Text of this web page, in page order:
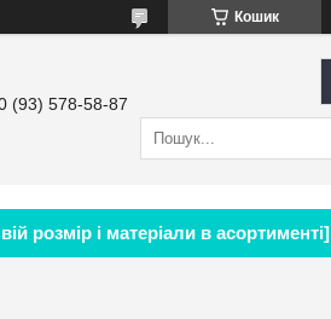
Кошик
(93) 578-58-87
розмір і матеріали в асортименті]